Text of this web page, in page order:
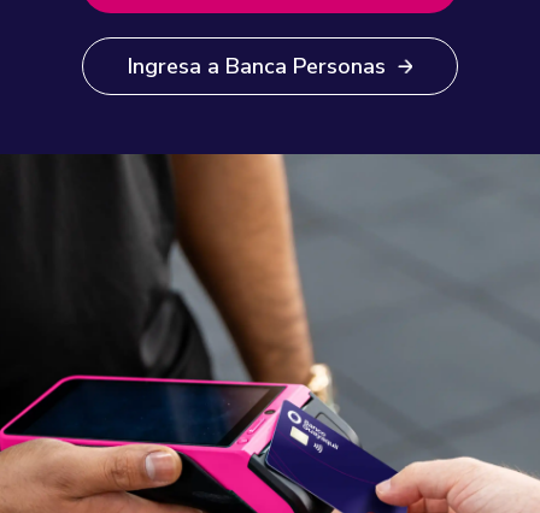
Ingresa a Banca Personas